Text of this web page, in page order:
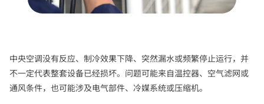
中央空调没有反应、制冷效果下降、突然漏水或频繁停止运行，并
不一定代表整套设备已经损坏。问题可能来自温控器、空气滤网或
通风条件，也可能涉及电气部件、冷媒系统或压缩机。